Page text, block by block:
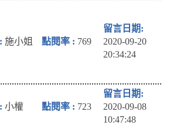
施小姐 769
2020-09-20
20:34:24
小權 723
2020-09-08
10:47:48